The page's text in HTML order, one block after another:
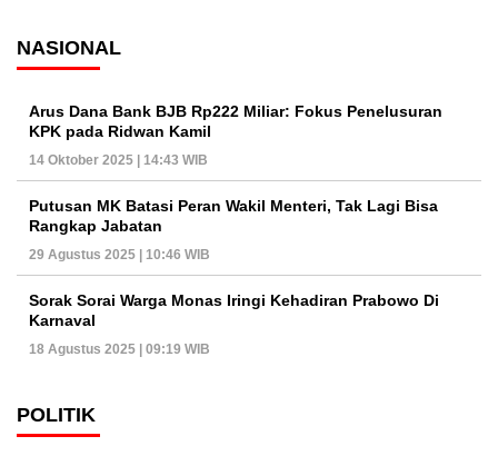
NASIONAL
Arus Dana Bank BJB Rp222 Miliar: Fokus Penelusuran
KPK pada Ridwan Kamil
14 Oktober 2025 | 14:43 WIB
Putusan MK Batasi Peran Wakil Menteri, Tak Lagi Bisa
Rangkap Jabatan
29 Agustus 2025 | 10:46 WIB
Sorak Sorai Warga Monas Iringi Kehadiran Prabowo Di
Karnaval
18 Agustus 2025 | 09:19 WIB
POLITIK